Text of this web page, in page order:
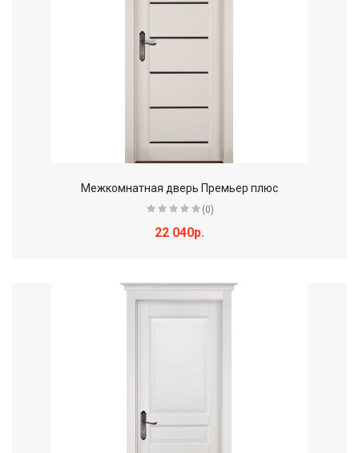
Межкомнатная дверь Премьер плюс
(0)
22 040р.